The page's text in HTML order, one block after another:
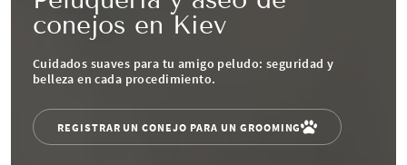
conejos en Kiev
Cuidados suaves para tu amigo peludo: seguridad y
belleza en cada procedimiento.
REGISTRAR UN CONEJO PARA UN GROOMING